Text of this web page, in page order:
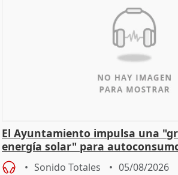
El Ayuntamiento impulsa una
energía solar" para
Sonido Totales 05/08/2026